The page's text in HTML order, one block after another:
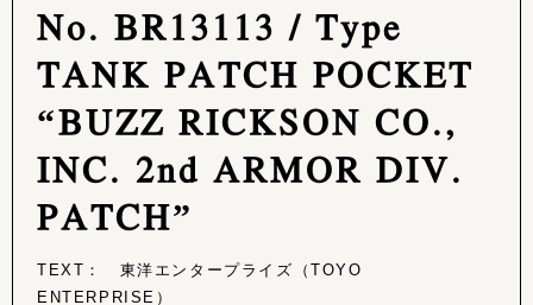
No. BR13113 / Type
TANK PATCH POCKET
“BUZZ RICKSON CO.,
INC. 2nd ARMOR DIV.
PATCH”
TEXT： 東洋エンタープライズ（TOYO
ENTERPRISE）